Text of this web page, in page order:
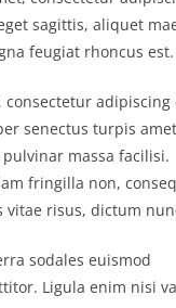
sagittis, aliquet
feugiat rhoncus est.
adipiscing
senectus turpis
massa facilisi.
fringilla non,
risus, dictum
sodales euismod
Ligula enim nisi